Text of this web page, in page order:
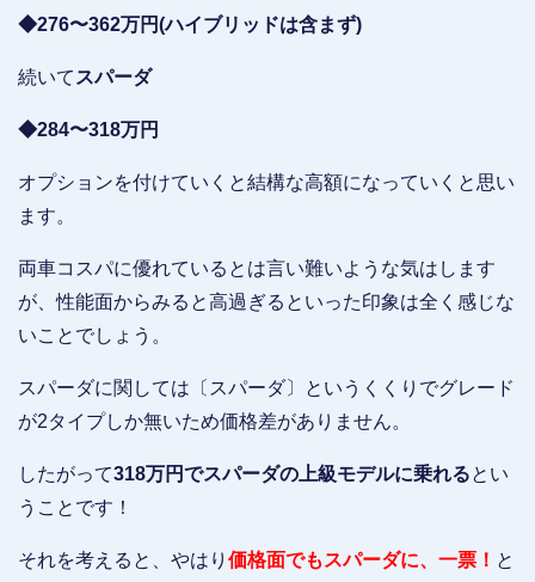
◆276〜362万円(ハイブリッドは含まず)
続いて スパーダ
◆284〜318万円
オプションを付けていくと結構な高額になっていくと思い
ます。
両車コスパに優れているとは言い難いような気はします
が、性能面からみると高過ぎるといった印象は全く感じな
いことでしょう。
スパーダに関しては〔スパーダ〕というくくりでグレード
が2タイプしか無いため価格差がありません。
したがって318万円でスパーダの上級モデルに乗れるとい
うことです！
それを考えると、やはり 価格面でもスパーダに、一票！ と